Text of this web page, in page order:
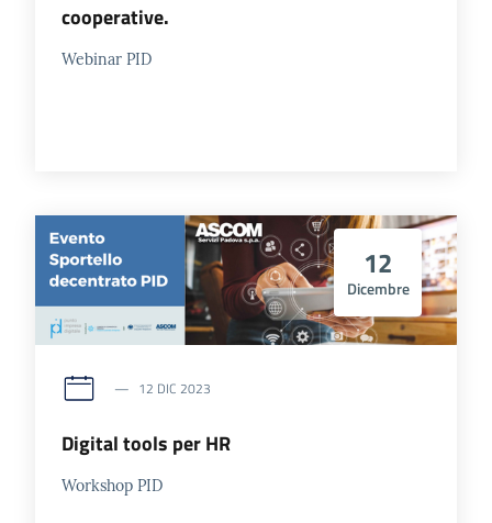
cooperative.
Webinar PID
12
Dicembre
12 DIC 2023
Digital tools per HR
Workshop PID